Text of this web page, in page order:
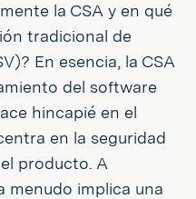
la CSA y en qué
tradicional de
En esencia, la CSA
del software
hincapié en el
en la seguridad
producto. A
menudo implica una